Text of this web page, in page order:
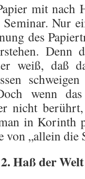
mit nach
Nur
des
weiß, daß
wenn
nicht
in Korinth
von „allein die
2. Haß der Welt